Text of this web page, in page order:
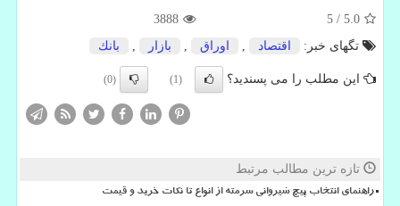
5.0
/
5
3888
تگهای خبر:
اقتصاد اوراق بازار بانك
این مطلب را می پسندید؟ (1)
(0)
تازه ترین مطالب مرتبط
راهنمای انتخاب پیچ شیروانی سرمته از انواع تا نکات خرید و قیمت